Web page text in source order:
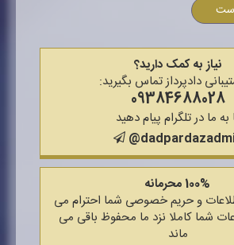
نیاز به کمک دارید؟
دادپرداز تماس بگیرید:
09384688028
به ما در تلگرام پیام دهید
100% محرمانه
و حریم خصوصی شما احترام می
شما کاملا نزد ما محفوظ باقی می
ماند